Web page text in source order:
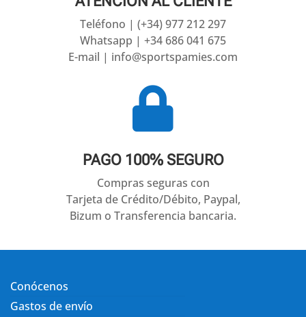
Teléfono | (+34) 977 212 297
Whatsapp | +34 686 041 675
E-mail | info@sportspamies.com

PAGO 100% SEGURO
Compras seguras con
Tarjeta de Crédito/Débito, Paypal,
Bizum o Transferencia bancaria.
Conócenos
Gastos de envío